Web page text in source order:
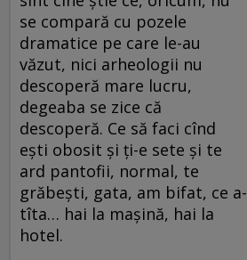
se compară cu pozele
dramatice pe care le-au
văzut, nici arheologii nu
descoperă mare lucru,
degeaba se zice că
descoperă. Ce să faci cînd
ești obosit și ți-e sete și te
ard pantofii, normal, te
grăbești, gata, am bifat, ce a­
tîta… hai la mașină, hai la
hotel.